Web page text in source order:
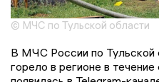
© МЧС по Тульской области
В МЧС России по Тульской
горело в регионе в